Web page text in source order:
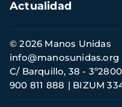
Actualidad
Información
de
contacto
© 2026 Manos Unidas
C/ Barquillo, 38 -
900 811 888
BIZUM
info@manosunidas.org